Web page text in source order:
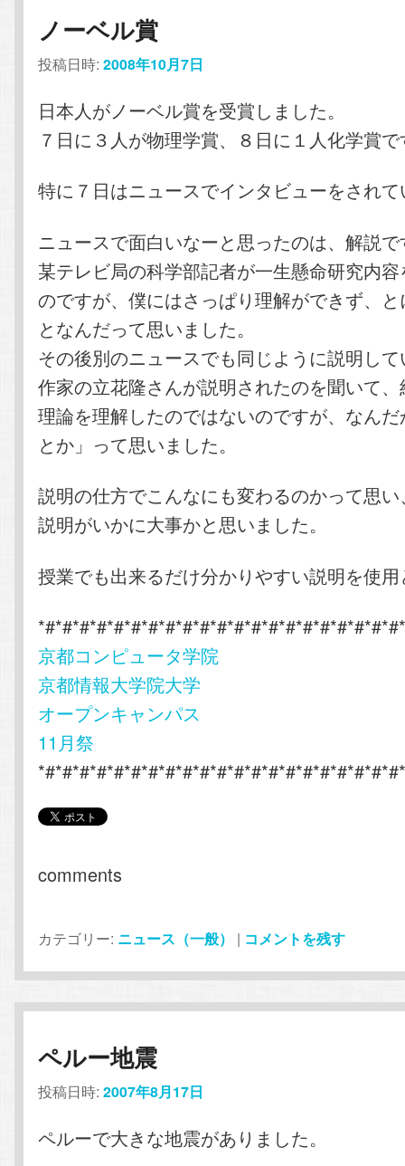
ノーベル賞
投稿日時:2008年10月7日
日本人がノーベル賞を受賞しました。
７日に３人が物理学賞、８日に１人化学賞
特に７日はニュースでインタビューをされ
ニュースで面白いなーと思ったのは、解説
某テレビ局の科学部記者が一生懸命研究内
のですが、僕にはさっぱり理解ができず、
となんだって思いました。
その後別のニュースでも同じように説明し
作家の立花隆さんが説明されたのを聞いて
理論を理解したのではないのですが、なん
とか」って思いました。
説明の仕方でこんなにも変わるのかって思
説明がいかに大事かと思いました。
授業でも出来るだけ分かりやすい説明を使
京都コンピュータ学院
京都情報大学院大学
オープンキャンパス
11月祭
comments
カテゴリー: ニュース（一般） | コメントを残す
ペルー地震
投稿日時:2007年8月17日
ペルーで大きな地震がありました。